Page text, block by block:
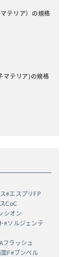
テリア）の規格
マテリア)の規格
エスプリFP
CoC
シオン
ソルジェンテ
フラッシュ
F ブンペル